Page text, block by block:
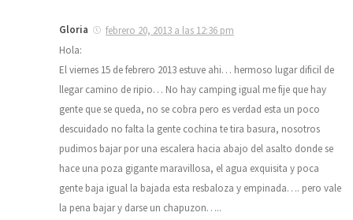
Gloria
febrero 20, 2013 a las 12:36 pm
Hola:
El viernes 15 de febrero 2013 estuve ahi… hermoso lugar dificil de
llegar camino de ripio… No hay camping igual me fije que hay
gente que se queda, no se cobra pero es verdad esta un poco
descuidado no falta la gente cochina te tira basura, nosotros
pudimos bajar por una escalera hacia abajo del asalto donde se
hace una poza gigante maravillosa, el agua exquisita y poca
gente baja igual la bajada esta resbaloza y empinada…. pero vale
la pena bajar y darse un chapuzon…..